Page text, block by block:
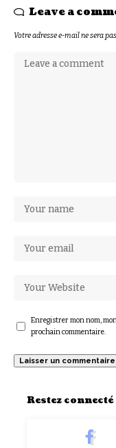
Leave a
Votre adresse e-mail ne sera
Enregistrer mon nom,
prochain commentaire.
Restez connecté